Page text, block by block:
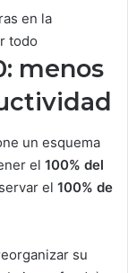
en la
todo
menos
un esquema
el 100% del
el 100% de
su